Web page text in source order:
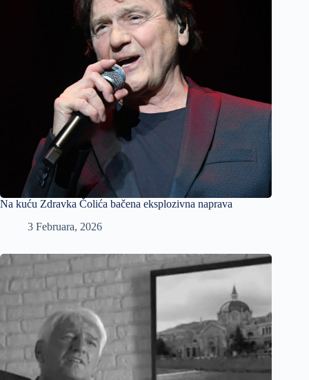
Na kuću Zdravka Čolića bačena eksplozivna naprava
3 Februara, 2026